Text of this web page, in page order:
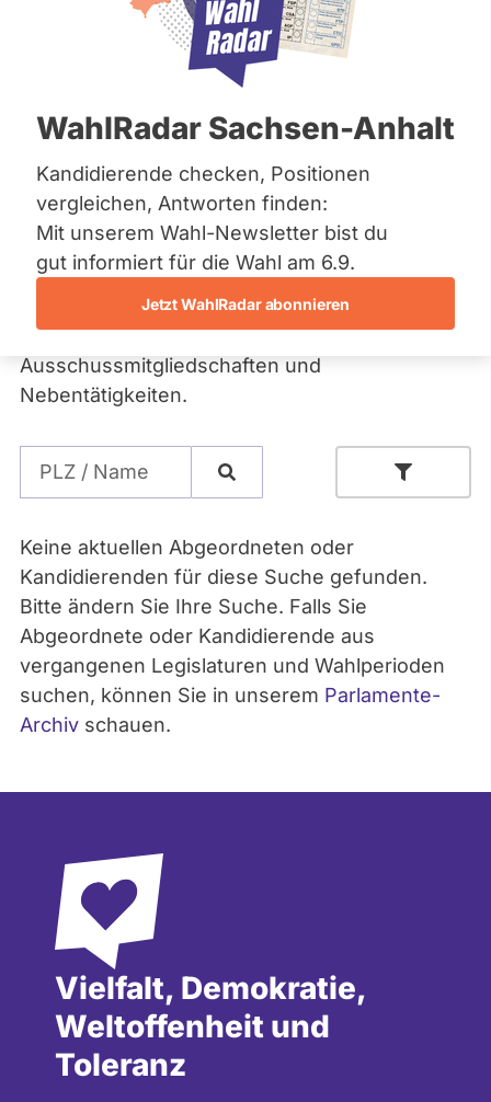
Bremen
Hamburg
Mecklenburg-Vorpommern
Nordrhein-Westfalen
Saarland
Sachsen
Sachsen-Anhalt
Schleswig-Holstein
Thüringen
Über uns
WahlRadar Sachsen-Anhalt
Kandidierende checken, Positionen
vergleichen, Antworten finden:
Mit unserem Wahl-Newsletter bist du
gut informiert für die Wahl am 6.9.
Jetzt WahlRadar abonnieren
Fragen Sie Ihre
Abgeordneten und
Kandidierenden
Bei abgeordnetenwatch können Sie
Abgeordnete und bei Wahlen auch
Kandidierende direkt und persönlich fragen. In
den Profilen finden Sie außerdem
Informationen zum Abstimmungsverhalten,
Ausschussmitgliedschaften und
Nebentätigkeiten.
Parlament
- Alle -
Partei
- Alle -
Keine aktuellen Abgeordneten oder
Kandidierenden für diese Suche gefunden.
Bitte ändern Sie Ihre Suche. Falls Sie
Abgeordnete oder Kandidierende aus
vergangenen Legislaturen und Wahlperioden
suchen, können Sie in unserem Parlamente-
Archiv schauen.
Vielfalt, Demokratie,
Weltoffenheit und
Toleranz